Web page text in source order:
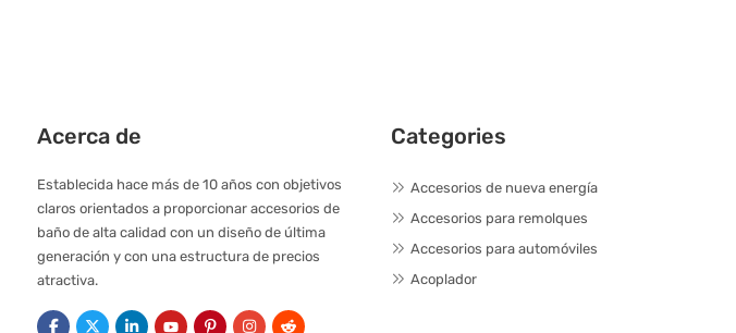
Acerca de
Establecida hace más de 10 años con objetivos
claros orientados a proporcionar accesorios de
baño de alta calidad con un diseño de última
generación y con una estructura de precios
atractiva.
Categories
Accesorios de nueva energía
Accesorios para remolques
Accesorios para automóviles
Acoplador